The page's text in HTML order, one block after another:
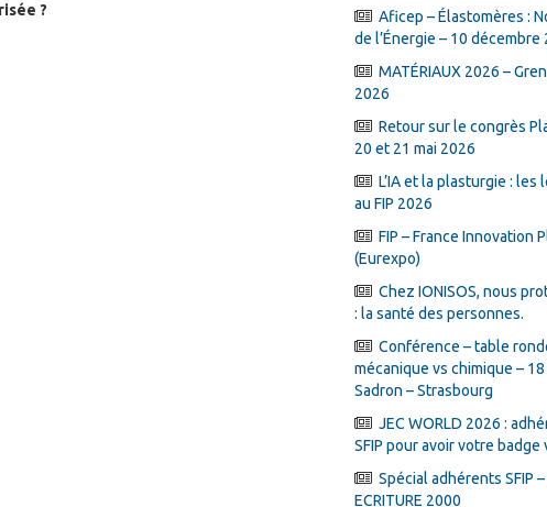
?
Aficep – Élastomères :
de l’Énergie – 10 décembre
MATÉRIAUX 2026 –
2026
Retour sur le congrès
20 et 21 mai 2026
L’IA et la plasturgie :
au FIP 2026
FIP – France Innovation
(Eurexpo)
Chez IONISOS, nous
: la santé des personnes.
Conférence – table
mécanique vs chimique –
Sadron – Strasbourg
JEC WORLD 2026 :
SFIP pour avoir votre
Spécial adhérents SFIP
ECRITURE 2000